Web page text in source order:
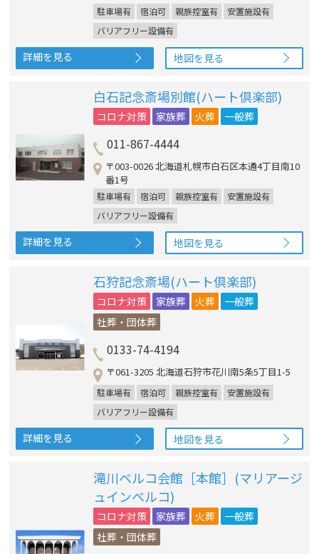
駐車場有 宿泊可 親族控室有
安置施設有
バリアフリー設備有
詳細を見る 地図を見る
白石記念斎場別館(ハート倶楽部)
コロナ対策 家族葬 火葬 一般葬
011-867-4444
〒003-0026 北海道札幌市白石区本通4丁目南10
番1号
駐車場有 宿泊可 親族控室有
安置施設有
バリアフリー設備有
詳細を見る 地図を見る
石狩記念斎場(ハート倶楽部)
コロナ対策 家族葬 火葬
一般葬
社葬・団体葬
0133-74-4194
〒061-3205 北海道石狩市花川南5条5丁目1-5
駐車場有 宿泊可 親族控室有
安置施設有
バリアフリー設備有
詳細を見る 地図を見る
滝川ベルコ会館［本館］(マリアージ
ュインベルコ)
コロナ対策 家族葬 火葬
一般葬
社葬・団体葬